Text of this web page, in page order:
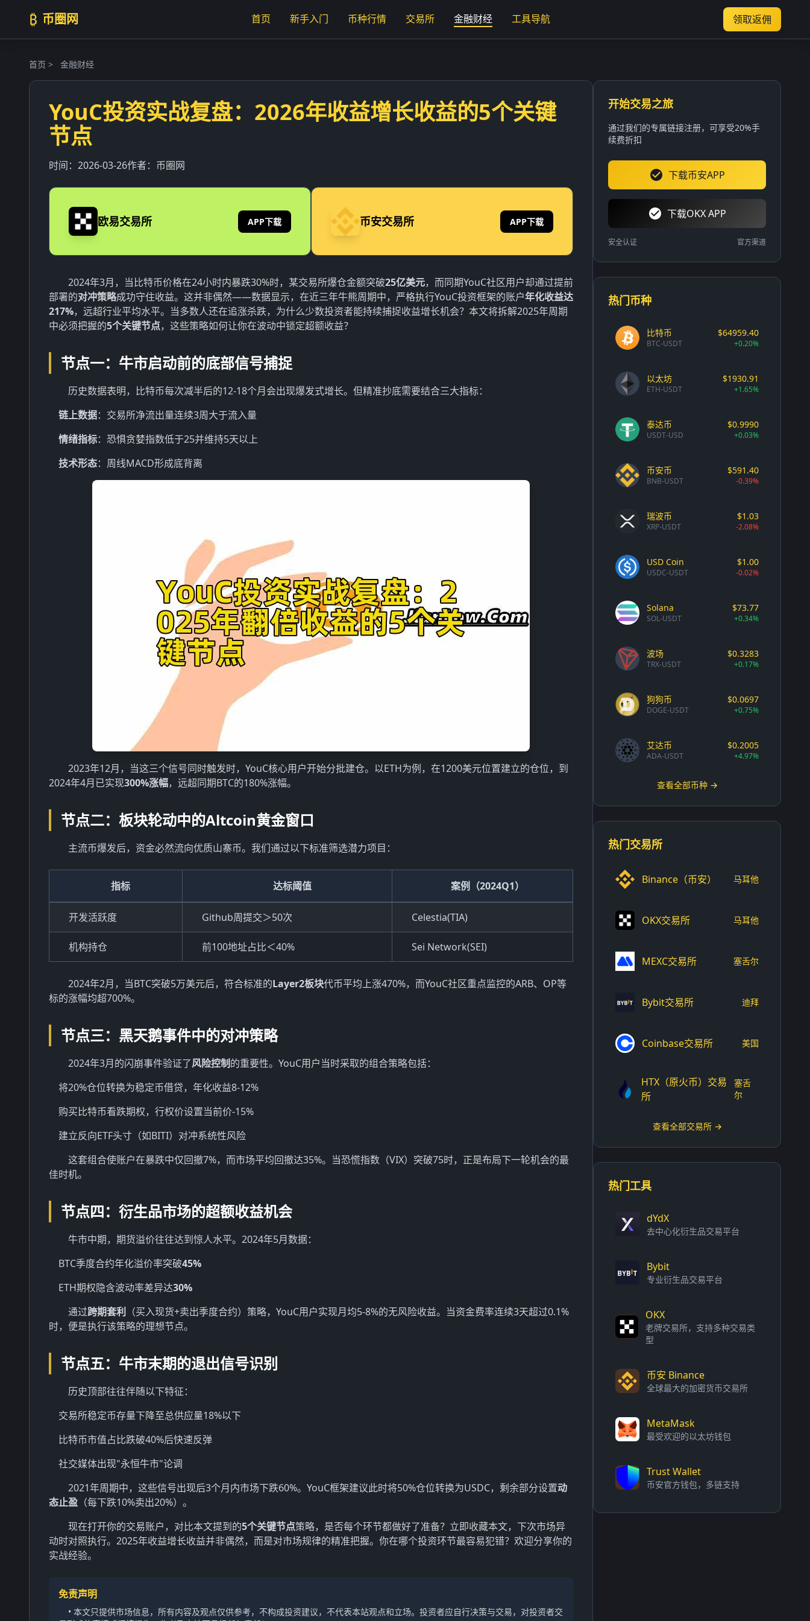
₿ 币圈网 首页 新手入门 币种行情 交易所 金融财经 工具导航 领取返佣
首页 > 金融财经
YouC投资实战复盘：2026年收益增长收益的5个关键
节点
时间： 2026-03-26作者： 币圈网
欧易交易所 APP下载 币安交易所 APP下载
2024年3月，当比特币价格在24小时内暴跌30%时，某交易所爆仓金额突破25亿美元，而同期YouC社区用户却通过提前
部署的对冲策略成功守住收益。这并非偶然——数据显示，在近三年牛熊周期中，严格执行YouC投资框架的账户年化收益达
217%，远超行业平均水平。当多数人还在追涨杀跌，为什么少数投资者能持续捕捉收益增长机会？本文将拆解2025年周期
中必须把握的5个关键节点，这些策略如何让你在波动中锁定超额收益？
节点一：牛市启动前的底部信号捕捉
历史数据表明，比特币每次减半后的12-18个月会出现爆发式增长。但精准抄底需要结合三大指标：
链上数据：交易所净流出量连续3周大于流入量
情绪指标：恐惧贪婪指数低于25并维持5天以上
技术形态：周线MACD形成底背离
2023年12月，当这三个信号同时触发时，YouC核心用户开始分批建仓。以ETH为例，在1200美元位置建立的仓位，到
2024年4月已实现300%涨幅，远超同期BTC的180%涨幅。
节点二：板块轮动中的Altcoin黄金窗口
主流币爆发后，资金必然流向优质山寨币。我们通过以下标准筛选潜力项目：
指标 达标阈值 案例（2024Q1）
开发活跃度 Github周提交＞50次 Celestia(TIA)
机构持仓 前100地址占比＜40% Sei Network(SEI)
2024年2月，当BTC突破5万美元后，符合标准的Layer2板块代币平均上涨470%，而YouC社区重点监控的ARB、OP等
标的涨幅均超700%。
节点三：黑天鹅事件中的对冲策略
2024年3月的闪崩事件验证了风险控制的重要性。YouC用户当时采取的组合策略包括：
将20%仓位转换为稳定币借贷，年化收益8-12%
购买比特币看跌期权，行权价设置当前价-15%
建立反向ETF头寸（如BITI）对冲系统性风险
这套组合使账户在暴跌中仅回撤7%，而市场平均回撤达35%。当恐慌指数（VIX）突破75时，正是布局下一轮机会的最
佳时机。
节点四：衍生品市场的超额收益机会
牛市中期，期货溢价往往达到惊人水平。2024年5月数据：
BTC季度合约年化溢价率突破45%
ETH期权隐含波动率差异达30%
通过跨期套利
（买入现货+卖出季度合约）策略，YouC用户实现月均5-8%的无风险收益。当资金费率连续3天超过0.1%
时，便是执行该策略的理想节点。
节点五：牛市末期的退出信号识别
历史顶部往往伴随以下特征：
交易所稳定币存量下降至总供应量18%以下
比特币市值占比跌破40%后快速反弹
社交媒体出现"永恒牛市"论调
2021年周期中，这些信号出现后3个月内市场下跌60%。YouC框架建议此时将50%仓位转换为USDC，剩余部分设置动
态止盈 （每下跌10%卖出20%）。
现在打开你的交易账户，对比本文提到的5个关键节点策略，是否每个环节都做好了准备？立即收藏本文，下次市场异
动时对照执行。2025年收益增长收益并非偶然，而是对市场规律的精准把握。你在哪个投资环节最容易犯错？欢迎分享你的
实战经验。
免责声明
• 本文只提供市场信息，所有内容及观点仅供参考，不构成投资建议，不代表本站观点和立场。投资者应自行决策与交易，对投资者交
开始交易之旅
通过我们的专属链接注册，可享受20%手
续费折扣
下载币安APP
下载OKX APP
安全认证 官方渠道
热门币种
比特币
BTC-USDT
$64959.40
+0.20%
以太坊
ETH-USDT
$1930.91
+1.65%
泰达币
USDT-USD
$0.9990
+0.03%
币安币
BNB-USDT
$591.40
-0.39%
瑞波币
XRP-USDT
$1.03
-2.08%
USD Coin
USDC-USDT
$1.00
-0.02%
Solana
SOL-USDT
$73.77
+0.34%
波场
TRX-USDT
$0.3283
+0.17%
狗狗币
DOGE-USDT
$0.0697
+0.75%
艾达币
ADA-USDT
$0.2005
+4.97%
查看全部币种 →
热门交易所
Binance（币安） 马耳他
OKX交易所 马耳他
MEXC交易所 塞舌尔
Bybit交易所 迪拜
Coinbase交易所 美国
HTX（原火币）交易
所
塞舌
尔
查看全部交易所 →
热门工具
dYdX
去中心化衍生品交易平台
Bybit
专业衍生品交易平台
OKX
老牌交易所，支持多种交易类
型
币安 Binance
全球最大的加密货币交易所
MetaMask
最受欢迎的以太坊钱包
Trust Wallet
币安官方钱包，多链支持